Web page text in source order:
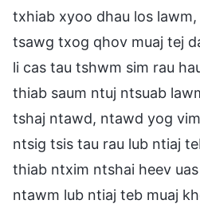
txhiab xyoo dhau los
tsawg txog qhov muaj tej
li cas tau tshwm sim rau
thiab saum ntuj ntsuab
tshaj ntawd, ntawd yog
ntsig tsis tau rau lub ntiaj
thiab ntxim ntshai heev
ntawm lub ntiaj teb muaj